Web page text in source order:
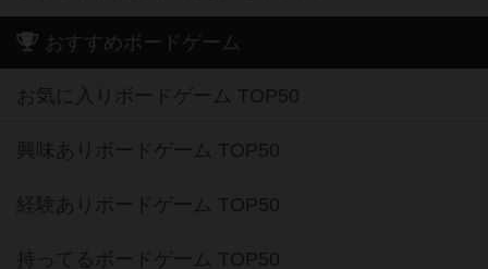
おすすめボードゲーム
お気に入りボードゲーム TOP50
興味ありボードゲーム TOP50
経験ありボードゲーム TOP50
持ってるボードゲーム TOP50